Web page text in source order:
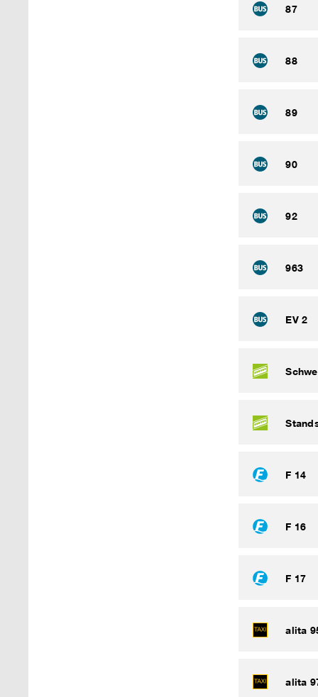
87
88
89
90
92
963
EV 2
F 14
F 16
F 17
alita
alita